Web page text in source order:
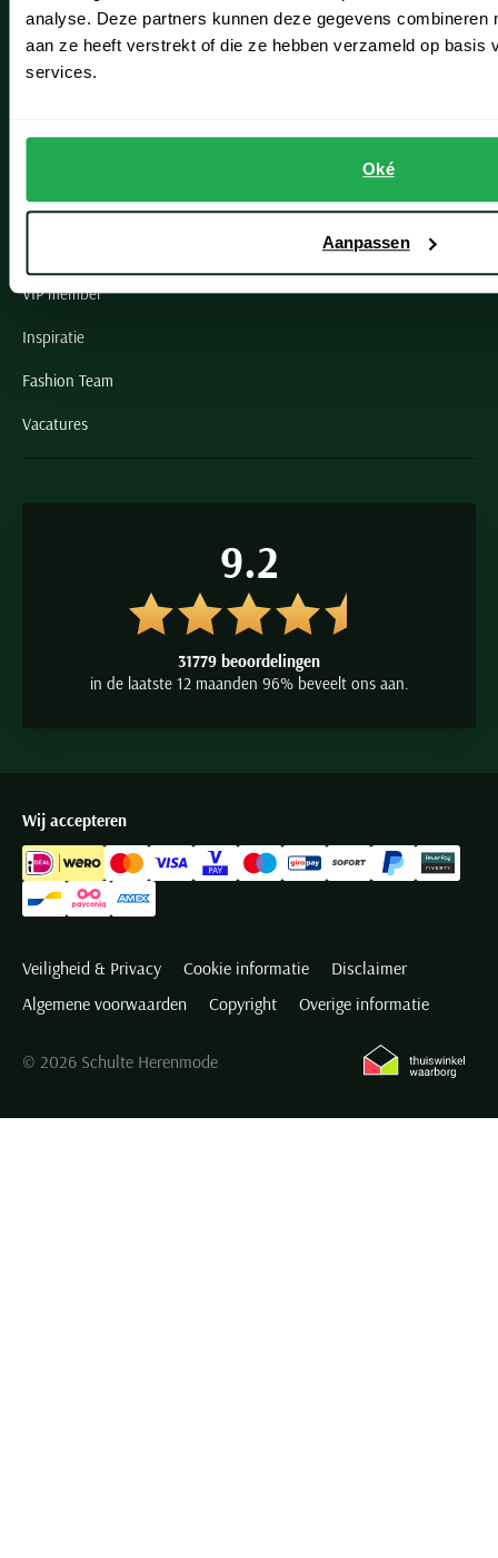
analyse. Deze partners kunnen deze gegevens combineren
aan ze heeft verstrekt of die ze hebben verzameld op basis
services.
Oké
Aanpassen
Noordwijk
Oegstgeest
Grote maten herenkleding
VIP member
Inspiratie
Fashion Team
Vacatures
9.2
31779 beoordelingen
in de laatste 12 maanden 96% beveelt ons aan.
Wij accepteren
Veiligheid & Privacy Cookie informatie
Disclaimer
Algemene voorwaarden
Copyright Overige informatie
© 2026 Schulte Herenmode